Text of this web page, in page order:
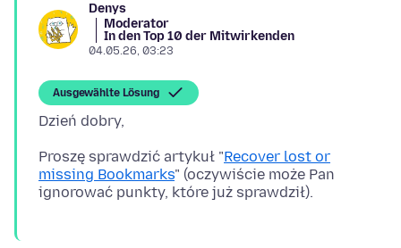
Denys
Moderator
In den Top 10 der Mitwirkenden
04.05.26, 03:23
Ausgewählte Lösung
Proszę sprawdzić artykuł "Recover lost or
missing Bookmarks" (oczywiście może Pan